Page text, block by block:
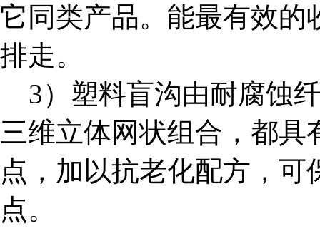
它同类产品。能最有效的
排走。
3）塑料盲沟由耐腐蚀
三维立体网状组合，都
点，加以抗老化配方，
点。